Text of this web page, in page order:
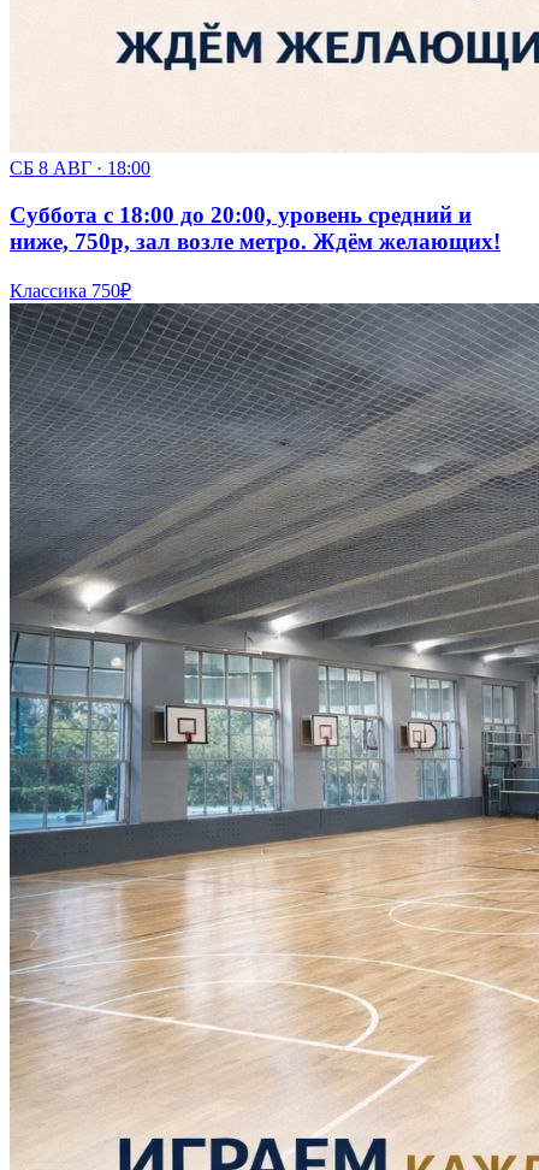
СБ 8 АВГ · 18:00
Суббота с 18:00 до 20:00, уровень средний и
ниже, 750р, зал возле метро. Ждём желающих!
Классика 750₽